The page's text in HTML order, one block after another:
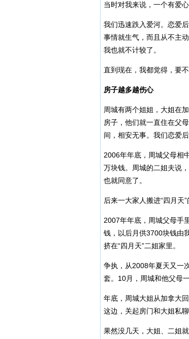
当时对我来说，一个有爱
我们迅速跌入爱河。恋爱
事情就生气，而且从不主
我也就不计较了。
直到现在，我都觉得，要
房子越多越伤心
周城有两个姐姐，大姐在
房子，他们就一直住在父
间，相安无事。我们恋爱
2006年年底，周城父母相
万块钱。周城的二姐夫说
也就同意了。
后来一大家人搬进“四月天
2007年年底，周城父母手
钱，以后月供3700块钱由
挤在“四月天”二姐家里。
争执，从2008年夏天又一
套。10月，周城和他父母
年底，周城大姐从加拿大
这边，关起房门和大姐私
果然没几天，大姐、二姐